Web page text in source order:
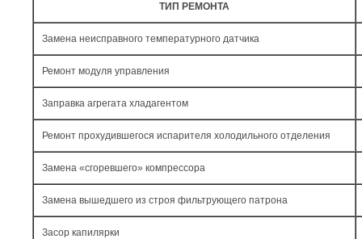
ТИП РЕМОНТА
Замена неисправного температурного датчика
Ремонт модуля управления
Заправка агрегата хладагентом
Ремонт прохудившегося испарителя холодильного отделения
Замена «сгоревшего» компрессора
Замена вышедшего из строя фильтрующего патрона
Засор капилярки